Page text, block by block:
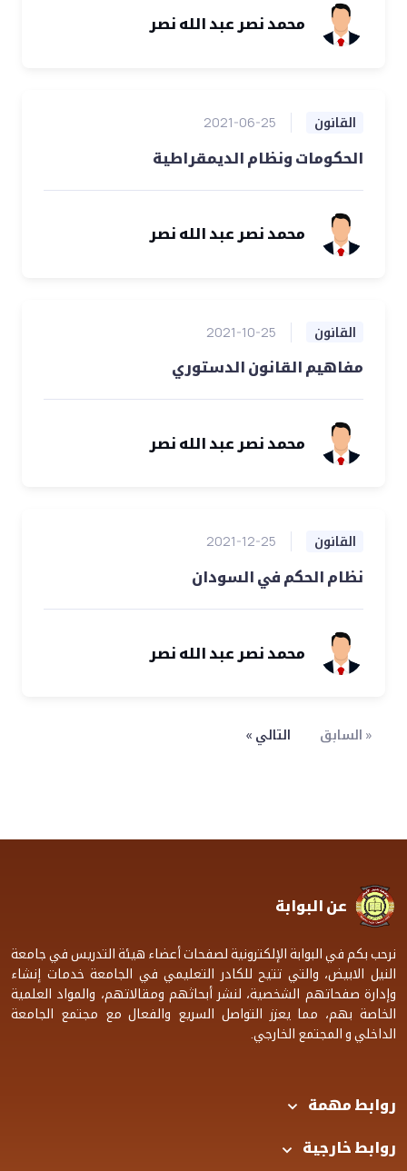
محمد نصر عبد الله نصر
القانون 2021-06-25
الحكومات ونظام الديمقراطية
محمد نصر عبد الله نصر
القانون 2021-10-25
مفاهيم القانون الدستوري
محمد نصر عبد الله نصر
القانون 2021-12-25
نظام الحكم في السودان
محمد نصر عبد الله نصر
« السابق التالي »
عن البوابة
نرحب بكم في البوابة الإلكترونية لصفحات أعضاء هيئة التدريس في جامعة
النيل الابيض، والتي تتيح للكادر التعليمي في الجامعة خدمات إنشاء
وإدارة صفحاتهم الشخصية، لنشر أبحاثهم ومقالاتهم، والمواد العلمية
الخاصة بهم، مما يعزز التواصل السريع والفعال مع مجتمع الجامعة
الداخلي و المجتمع الخارجي.
روابط مهمة
روابط خارجية